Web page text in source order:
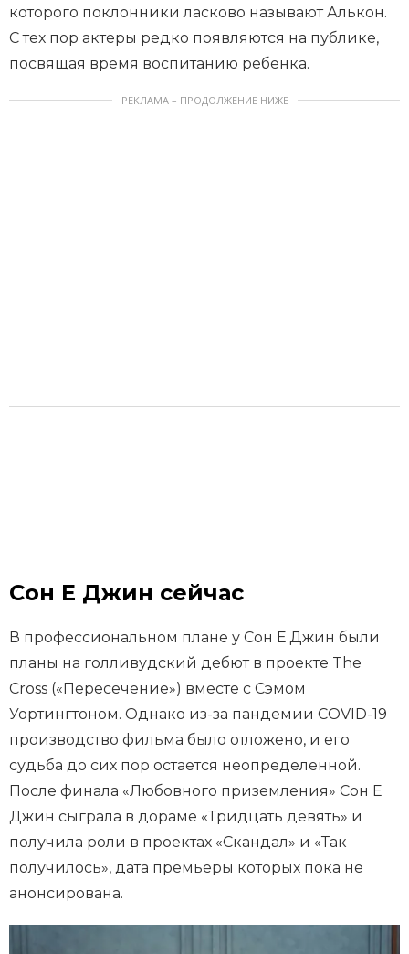
которого поклонники ласково называют Алькон.
С тех пор актеры редко появляются на публике,
посвящая время воспитанию ребенка.
РЕКЛАМА – ПРОДОЛЖЕНИЕ НИЖЕ
Сон Е Джин сейчас
В профессиональном плане у Сон Е Джин были
планы на голливудский дебют в проекте The
Cross («Пересечение») вместе с Сэмом
Уортингтоном. Однако из-за пандемии COVID-19
производство фильма было отложено, и его
судьба до сих пор остается неопределенной.
После финала «Любовного приземления» Сон Е
Джин сыграла в дораме «Тридцать девять» и
получила роли в проектах «Скандал» и «Так
получилось», дата премьеры которых пока не
анонсирована.